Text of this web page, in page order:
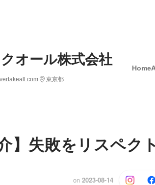
オール株式会社
東京都
Home
】失敗をリスペク
on 2023-08-14